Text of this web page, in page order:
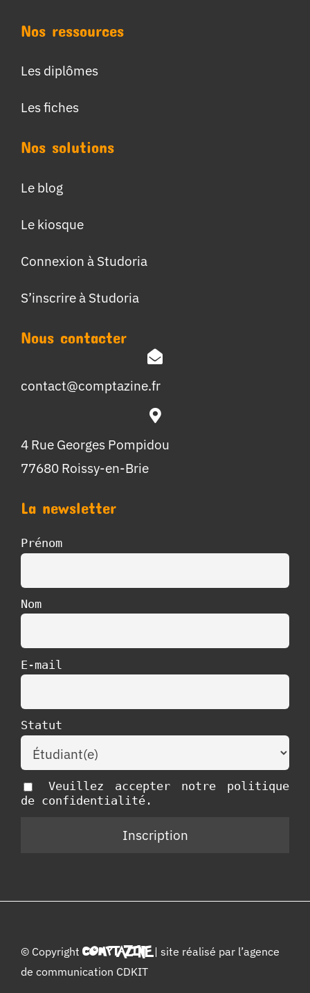
Nos ressources
Les diplômes
Les fiches
Nos solutions
Le blog
Le kiosque
Connexion à Studoria
S’inscrire à Studoria
Nous contacter
contact@comptazine.fr
4 Rue Georges Pompidou
77680 Roissy-en-Brie
La newsletter
Prénom
Nom
E-mail
Statut
Veuillez accepter notre politique
de confidentialité.
© Copyright COMPTAZINE| site réalisé par l’agence
de communication CDKIT